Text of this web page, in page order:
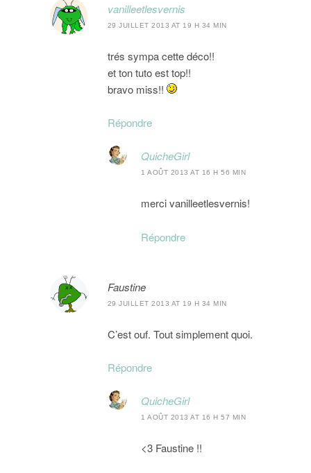
vanilleetlesvernis
29 JUILLET 2013 AT 19 H 34 MIN
trés sympa cette déco!!
et ton tuto est top!!
bravo miss!!
Répondre
QuicheGirl
1 AOÛT 2013 AT 16 H 56 MIN
merci vanilleetlesvernis!
Répondre
Faustine
29 JUILLET 2013 AT 19 H 34 MIN
C’est ouf. Tout simplement quoi.
Répondre
QuicheGirl
1 AOÛT 2013 AT 16 H 57 MIN
<3 Faustine !!